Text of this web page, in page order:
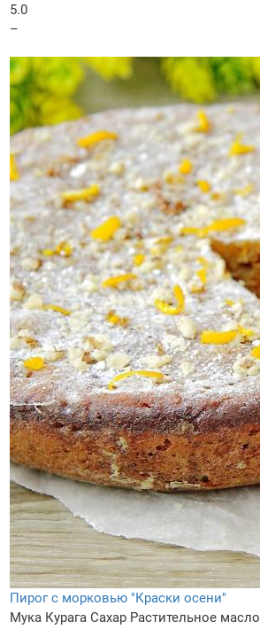
5.0
–
Пирог с морковью "Краски осени"
Мука Курага Сахар Растительное масло